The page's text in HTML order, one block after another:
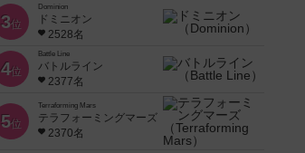
3位
Dominion
ドミニオン
2528名
4位
Battle Line
バトルライン
2377名
5位
Terraforming Mars
テラフォーミングマーズ
2370名